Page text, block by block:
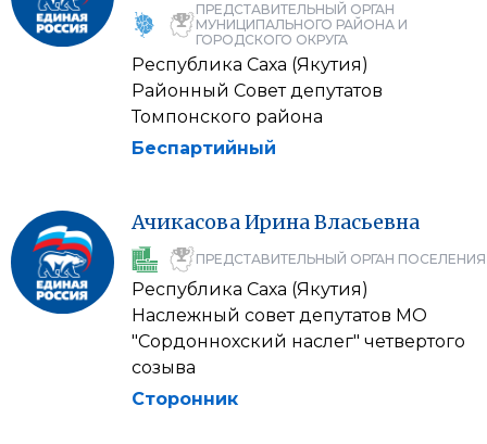
ПРЕДСТАВИТЕЛЬНЫЙ ОРГАН
МУНИЦИПАЛЬНОГО РАЙОНА И
ГОРОДСКОГО ОКРУГА
Республика Саха (Якутия)
Районный Совет депутатов
Томпонского района
Беспартийный
АчикасоваИринаВласьевна
ПРЕДСТАВИТЕЛЬНЫЙ ОРГАН ПОСЕЛЕНИЯ
Республика Саха (Якутия)
Наслежный совет депутатов МО
"Сордоннохский наслег" четвертого
созыва
Сторонник